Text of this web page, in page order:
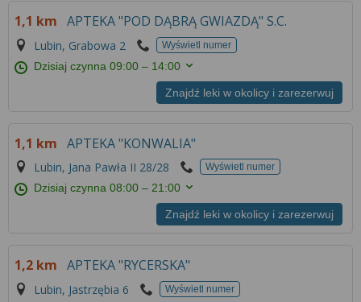
1,1 km APTEKA "POD DĄBRĄ GWIAZDĄ" S.C.
Lubin, Grabowa 2 Wyświetl numer
Dzisiaj czynna09:00 – 14:00
Znajdź leki w okolicy i zarezerwuj
1,1 km APTEKA "KONWALIA"
Lubin, Jana Pawła II 28/28 Wyświetl numer
Dzisiaj czynna08:00 – 21:00
Znajdź leki w okolicy i zarezerwuj
1,2 km APTEKA "RYCERSKA"
Lubin, Jastrzębia 6 Wyświetl numer